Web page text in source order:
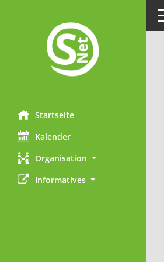
Startseite
Kalender
Organisation
Informatives